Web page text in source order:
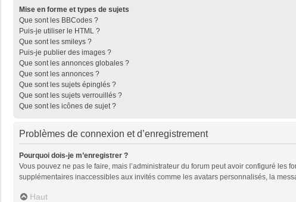
Mise en forme et types de sujets
Que sont les BBCodes ?
Puis-je utiliser le HTML ?
Que sont les smileys ?
Puis-je publier des images ?
Que sont les annonces globales ?
Que sont les annonces ?
Que sont les sujets épinglés ?
Que sont les sujets verrouillés ?
Que sont les icônes de sujet ?
Problèmes de connexion et d’enregistrement
Pourquoi dois-je m’enregistrer ?
Vous pouvez ne pas le faire, mais l’administrateur du forum peut avoir configuré les
supplémentaires inaccessibles aux invités comme les avatars personnalisés, la
Haut